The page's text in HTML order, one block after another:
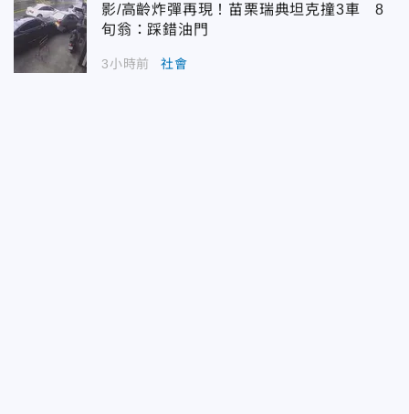
影/高齡炸彈再現！苗栗瑞典坦克撞3車 8
旬翁：踩錯油門
3小時前 社會